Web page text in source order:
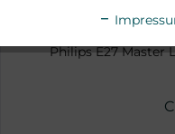
Philips E27 Master